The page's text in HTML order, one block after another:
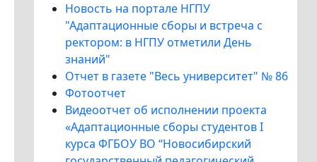
Новость на портале НГПУ
"Адаптационные сборы и встреча с
ректором: в НГПУ отметили День
знаний"
Отчет в газете "Весь университет" № 86
Фотоотчет
Видеоотчет об исполнении проекта
«Адаптационные сборы студентов I
курса ФГБОУ ВО “Новосибирский